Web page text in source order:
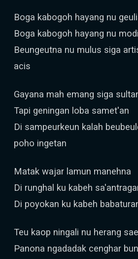
Boga kabogoh hayang nu
Boga kabogoh hayang nu
Beungeutna nu mulus siga
acis
Gayana mah emang siga
Tapi geningan loba samet'an
Di sampeurkeun kalah
poho ingetan
Matak wajar lamun manehna
Di runghal ku kabeh
Di poyokan ku kabeh
Teu kaop ningali nu herang
Panona ngadadak cenghar